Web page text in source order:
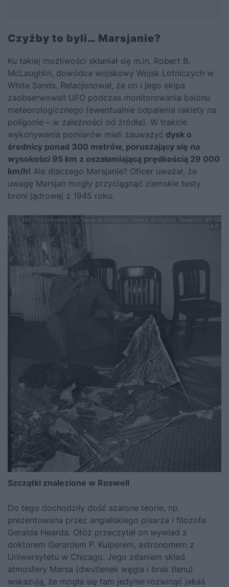
Czyżby to byli… Marsjanie?
Ku takiej możliwości skłaniał się m.in. Robert B.
McLaughlin, dowódca wojskowy Wojsk Lotniczych w
White Sands. Relacjonował, że on i jego ekipa
zaobserwowali UFO podczas monitorowania balonu
meteorologicznego (ewentualnie odpalenia rakiety na
poligonie – w zależności od źródła). W trakcie
wykonywania pomiarów mieli zauważyć dysk o
średnicy ponad 300 metrów, poruszający się na
wysokości 95 km z oszałamiającą prędkością 29 000
km/h! Ale dlaczego Marsjanie? Oficer uważał, że
uwagę Marsjan mogły przyciągnąć ziemskie testy
broni jądrowej z 1945 roku.
fot. The University of Texas at Arlington Library, Arlington, Texas/CC BY-SA
4.0
Szczątki znalezione w Roswell
Do tego dochodziły dość szalone teorie, np.
prezentowana przez angielskiego pisarza i filozofa
Geralda Hearda. Otóż przeczytał on wywiad z
doktorem Gerardem P. Kuiperem, astronomem z
Uniwersytetu w Chicago. Jego zdaniem skład
atmosfery Marsa (dwutlenek węgla i brak tlenu)
wskazują, że mogła się tam jedynie rozwinąć jakaś